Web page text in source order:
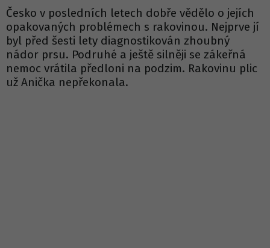
Česko v posledních letech dobře vědělo o jejích
opakovaných problémech s rakovinou. Nejprve jí
byl před šesti lety diagnostikován zhoubný
nádor prsu. Podruhé a ještě silněji se zákeřná
nemoc vrátila předloni na podzim. Rakovinu plic
už Anička nepřekonala.